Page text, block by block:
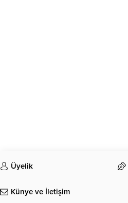
Üyelik
Künye ve İletişim